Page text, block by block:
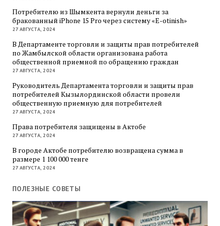
Потребителю из Шымкента вернули деньги за
бракованный iPhone 15 Pro через систему «E-otinish»
27 АВГУСТА, 2024
В Департаменте торговли и защиты прав потребителей
по Жамбылской области организована работа
общественной приемной по обращению граждан
27 АВГУСТА, 2024
Руководитель Департамента торговли и защиты прав
потребителей Кызылординской области провели
общественную приемную для потребителей
27 АВГУСТА, 2024
Права потребителя защищены в Актобе
27 АВГУСТА, 2024
В городе Актобе потребителю возвращена сумма в
размере 1 100 000 тенге
27 АВГУСТА, 2024
ПОЛЕЗНЫЕ СОВЕТЫ